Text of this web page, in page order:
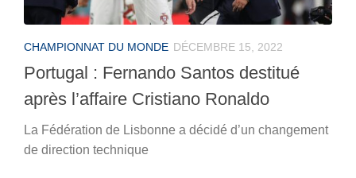
CHAMPIONNAT DU MONDE DÉCEMBRE 15, 2022
Portugal : Fernando Santos destitué
après l’affaire Cristiano Ronaldo
La Fédération de Lisbonne a décidé d’un changement
de direction technique